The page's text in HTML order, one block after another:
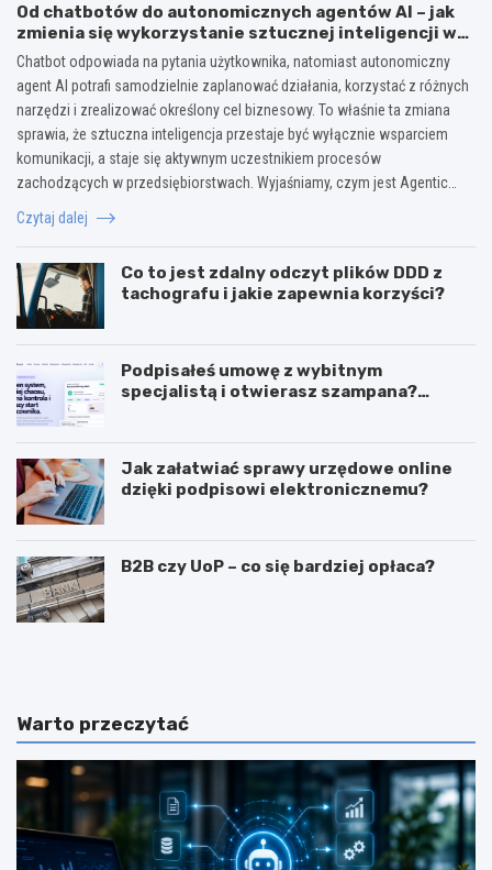
Od chatbotów do autonomicznych agentów AI – jak
zmienia się wykorzystanie sztucznej inteligencji w
biznesie?
Chatbot odpowiada na pytania użytkownika, natomiast autonomiczny
agent AI potrafi samodzielnie zaplanować działania, korzystać z różnych
narzędzi i zrealizować określony cel biznesowy. To właśnie ta zmiana
sprawia, że sztuczna inteligencja przestaje być wyłącznie wsparciem
komunikacji, a staje się aktywnym uczestnikiem procesów
zachodzących w przedsiębiorstwach. Wyjaśniamy, czym jest Agentic…
Czytaj dalej
Co to jest zdalny odczyt plików DDD z
tachografu i jakie zapewnia korzyści?
Podpisałeś umowę z wybitnym
specjalistą i otwierasz szampana?
Jak załatwiać sprawy urzędowe online
dzięki podpisowi elektronicznemu?
B2B czy UoP – co się bardziej opłaca?
J
g
ę
z
a
a
b
J
c
e
c
h
p
o
Warto przeczytać